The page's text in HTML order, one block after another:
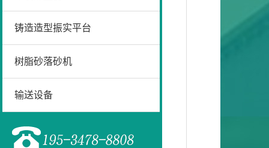
铸造造型振实平台
树脂砂落砂机
输送设备